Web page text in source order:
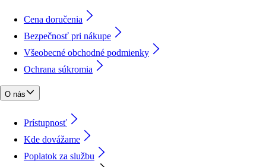
Cena doručenia
Bezpečnosť pri nákupe
Všeobecné obchodné podmienky
Ochrana súkromia
O nás
Prístupnosť
Kde dovážame
Poplatok za službu